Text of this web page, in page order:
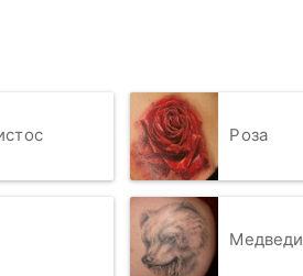
Роза
Медведи